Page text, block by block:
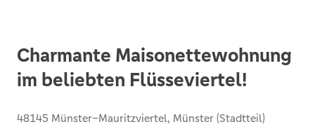
Charmante Maisonettewohnung
im beliebten Flüsseviertel!
48145 Münster–Mauritzviertel, Münster (Stadtteil)